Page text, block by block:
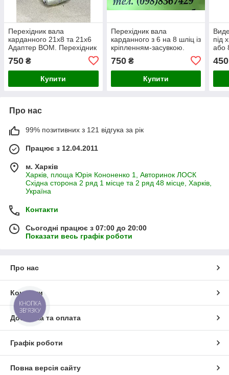
Перехідник вала
карданного 21х8 та 21х6
Адаптер ВОМ. Перехідник
750 ₴
Купити
Перехідник вала
карданного з 6 на 8 шліц із
кріпленням-засувкою.
ВОМ 6х8
750₴
Купити
під
або
450
Про нас
99% позитивних з 121 відгука за рік
Працює з 12.04.2011
м. Харків
Харків, площа Юрія Кононенко 1, Авторинок ЛОСК
Східна сторона 2 ряд 1 місце та 2 ряд 48 місце, Харків,
Україна
Контакти
Сьогодні працює з 07:00 до 20:00
Показати весь графік роботи
Про нас
Контакти
Доставка та оплата
Графік роботи
Повна версія сайту
КНОПКА
ЗВ'ЯЗКУ